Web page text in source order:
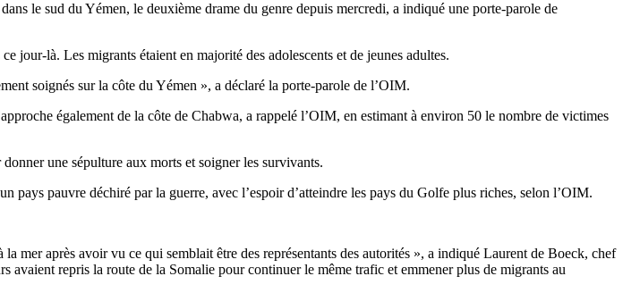
le sud du Yémen, le deuxième drame du genre depuis mercredi, a indiqué une porte-parole de
jour-là. Les migrants étaient en majorité des adolescents et de jeunes adultes.
soignés sur la côte du Yémen », a déclaré la porte-parole de l’OIM.
également de la côte de Chabwa, a rappelé l’OIM, en estimant à environ 50 le nombre de victimes
une sépulture aux morts et soigner les survivants.
pauvre déchiré par la guerre, avec l’espoir d’atteindre les pays du Golfe plus riches, selon l’OIM.
mer après avoir vu ce qui semblait être des représentants des autorités », a indiqué Laurent de Boeck, chef
repris la route de la Somalie pour continuer le même trafic et emmener plus de migrants au